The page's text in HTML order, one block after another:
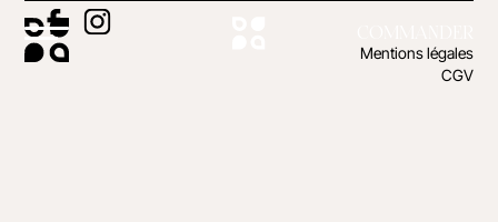
Mentions légales
CGV